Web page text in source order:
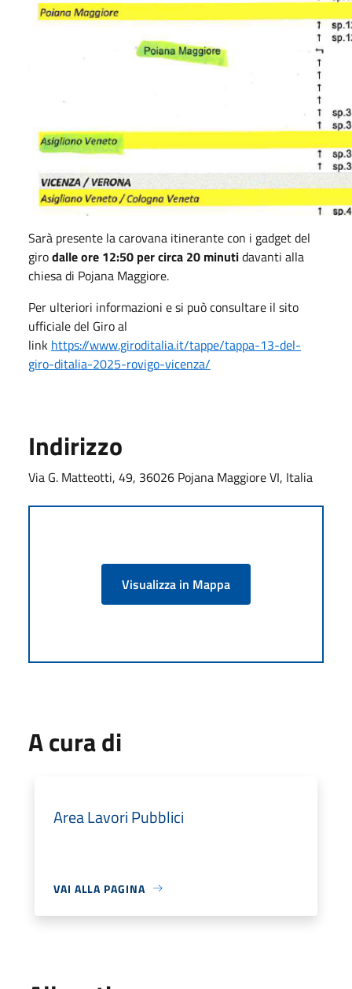
Sarà presente la carovana itinerante con i gadget del
girodalle ore 12:50 per circa 20 minutidavanti alla
chiesa di Pojana Maggiore.
Per ulteriori informazioni e si può consultare il sito
ufficiale del Giro al
link https://www.giroditalia.it/tappe/tappa-13-del-
giro-ditalia-2025-rovigo-vicenza/
Indirizzo
Via G. Matteotti, 49, 36026 Pojana Maggiore VI, Italia
Visualizza in Mappa
A cura di
Area Lavori Pubblici
VAI ALLA PAGINA